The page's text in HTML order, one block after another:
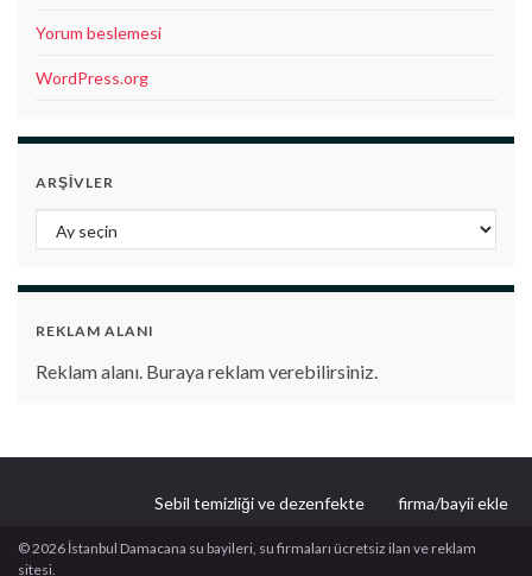
Yorum beslemesi
WordPress.org
ARŞIVLER
Arşivler
REKLAM ALANI
Reklam alanı. Buraya reklam verebilirsiniz.
Sebil temizliği ve dezenfekte firma/bayii ekle
© 2026 İstanbul Damacana su bayileri, su firmaları ücretsiz ilan ve reklam
sitesi.